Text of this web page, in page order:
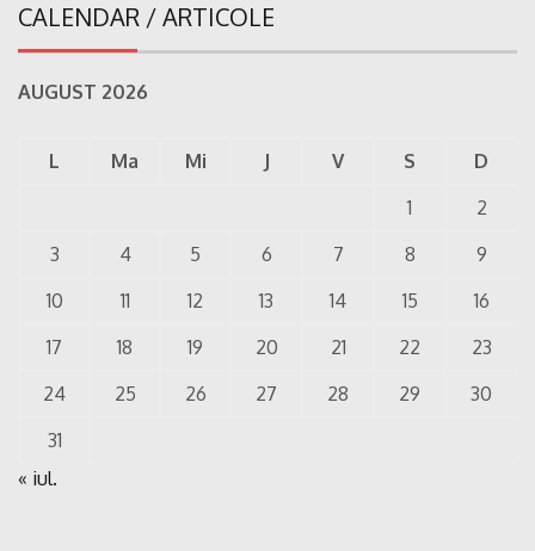
CALENDAR / ARTICOLE
AUGUST 2026
L Ma Mi J V S
D
1
2
3
4 5 6 7 8
9
10
11 12 13 14 15
16
17
18 19 20 21 22
23
24
25 26 27 28 29
30
31
« iul.